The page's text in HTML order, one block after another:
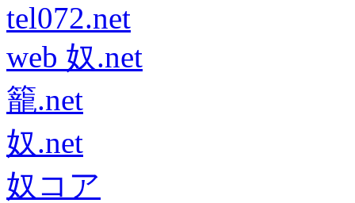
tel072.net
web 奴.net
籠.net
奴.net
奴コア